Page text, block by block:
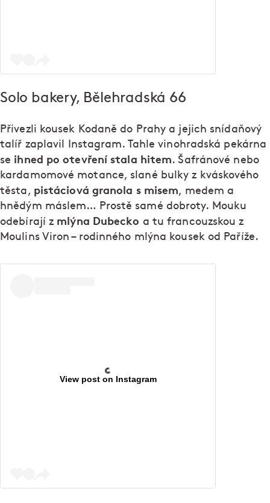
Solo bakery, Bělehradská 66
Přivezli kousek Kodaně do Prahy a jejich snídaňový
talíř zaplavil Instagram. Tahle vinohradská pekárna
se ihned po otevření stala hitem. Šafránové nebo
kardamomové motance, slané bulky z kváskového
těsta, pistáciová granola s misem, medem a
hnědým máslem… Prostě samé dobroty. Mouku
odebírají z mlýna Dubecko a tu francouzskou z
Moulins Viron – rodinného mlýna kousek od Paříže.
View post on Instagram